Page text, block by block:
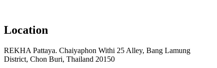
Location
REKHA Pattaya. Chaiyaphon Withi 25 Alley, Bang Lamung
District, Chon Buri, Thailand 20150